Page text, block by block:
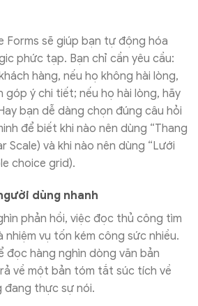
Forms sẽ giúp bạn tự động hóa
phức tạp. Bạn chỉ cần yêu cầu:
hàng, nếu họ không hài lòng,
góp ý chi tiết; nếu họ hài lòng, hãy
bạn dễ dàng chọn đúng câu hỏi
để biết khi nào nên dùng “Thang
Scale) và khi nào nên dùng “Lưới
choice grid).
dùng nhanh
phản hồi, việc đọc thủ công tìm
nhiệm vụ tốn kém công sức nhiều.
đọc hàng nghìn dòng văn bản
về một bản tóm tắt súc tích về
đang thực sự nói.